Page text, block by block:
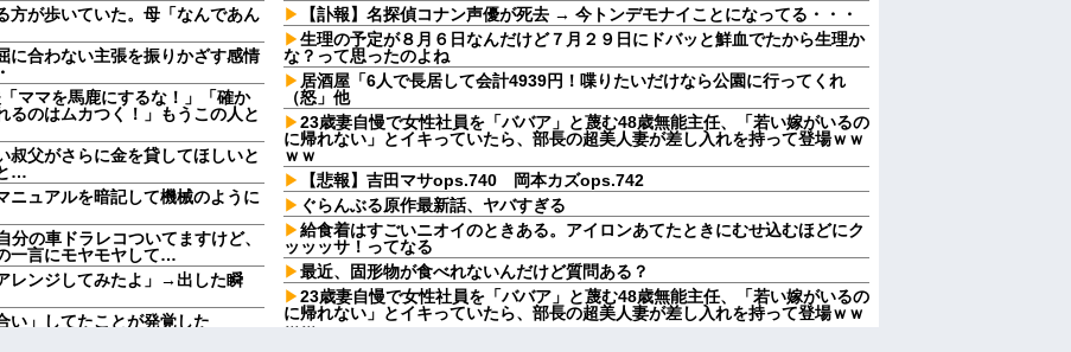
方が歩いていた。母「なんであん
に合わない主張を振りかざす感情
ママを馬鹿にするな！」「確か
るのはムカつく！」もうこの人と
叔父がさらに金を貸してほしいと
…
ニュアルを暗記して機械のように
の車ドラレコついてますけど、
一言にモヤモヤして…
レンジしてみたよ」→出した瞬
い」してたことが発覚した
【訃報】名探偵コナン声優が死去 → 今トンデモナイことになってる・・・
生理の予定が８月６日なんだけど７月２９日にドバッと鮮血でたから生理か
な？って思ったのよね
居酒屋「6人で長居して会計4939円！喋りたいだけなら公園に行ってくれ
（怒」他
23歳妻自慢で女性社員を「ババア」と蔑む48歳無能主任、「若い嫁がいるの
に帰れない」とイキっていたら、部長の超美人妻が差し入れを持って登場ｗｗ
ｗｗ
【悲報】吉田マサops.740 岡本カズops.742
ぐらんぶる原作最新話、ヤバすぎる
給食着はすごいニオイのときある。アイロンあてたときにむせ込むほどにク
ッッッサ！ってなる
最近、固形物が食べれないんだけど質問ある？
23歳妻自慢で女性社員を「ババア」と蔑む48歳無能主任、「若い嫁がいるの
に帰れない」とイキっていたら、部長の超美人妻が差し入れを持って登場ｗｗ
ｗｗ